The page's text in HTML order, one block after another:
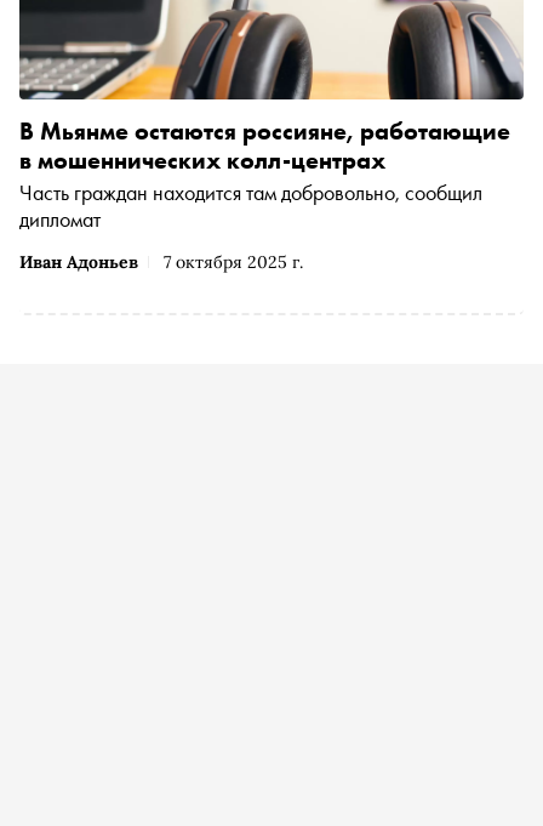
Иван Адоньев 7 октября 2025 г.
В Мьянме остаются россияне, работающие
в мошеннических колл-центрах
Часть граждан находится там добровольно, сообщил
дипломат